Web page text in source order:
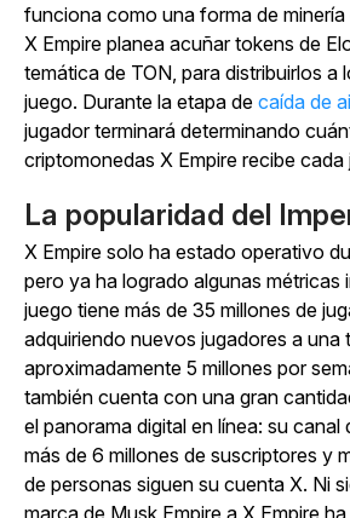
funciona como una forma de minería
X Empire planea acuñar tokens de
temática de TON, para distribuirlos a
juego. Durante la etapa de caída de
jugador terminará determinando
criptomonedas X Empire recibe cada
La popularidad del
X Empire solo ha estado operativo
pero ya ha logrado algunas métricas
juego tiene más de 35 millones de
adquiriendo nuevos jugadores a una
aproximadamente 5 millones por
también cuenta con una gran
el panorama digital en línea: su canal
más de 6 millones de suscriptores y
de personas siguen su cuenta X. Ni